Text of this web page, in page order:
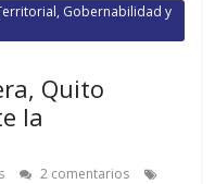
Gobernabilidad y
Quito
la
2 comentarios